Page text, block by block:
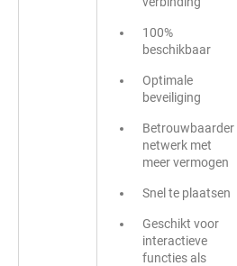
100%
beschikbaar
Optimale
beveiliging
Betrouwbaarder
netwerk met
meer vermogen
Snel te plaatsen
Geschikt voor
interactieve
functies als